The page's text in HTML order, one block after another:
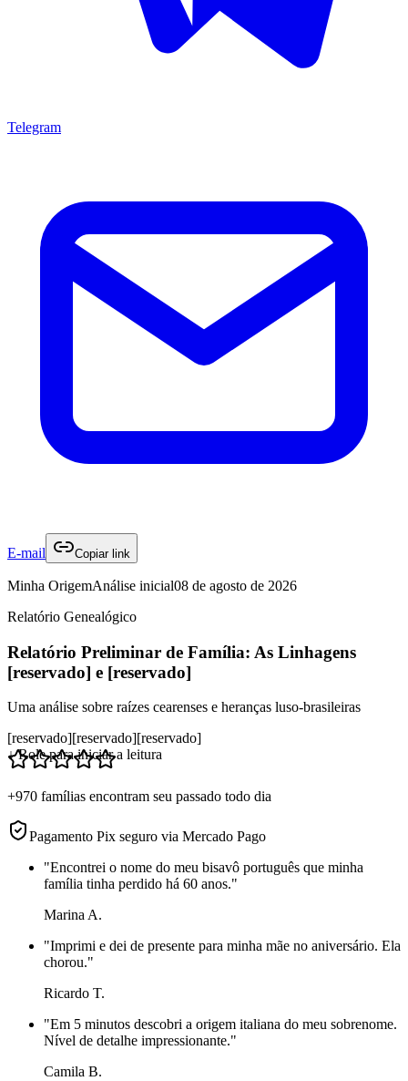
Telegram
E-mail Copiar link
Minha OrigemAnálise inicial08 de agosto de 2026
Relatório Genealógico
Relatório Preliminar de Família: As Linhagens
[reservado] e [reservado]
Uma análise sobre raízes cearenses e heranças luso-brasileiras
[reservado][reservado][reservado]
↓ Role para iniciar a leitura
+970 famílias encontram seu passado todo dia
Pagamento Pix seguro via Mercado Pago
"Encontrei o nome do meu bisavô português que minha
família tinha perdido há 60 anos."
Marina A.
"Imprimi e dei de presente para minha mãe no aniversário. Ela
chorou."
Ricardo T.
"Em 5 minutos descobri a origem italiana do meu sobrenome.
Nível de detalhe impressionante."
Camila B.